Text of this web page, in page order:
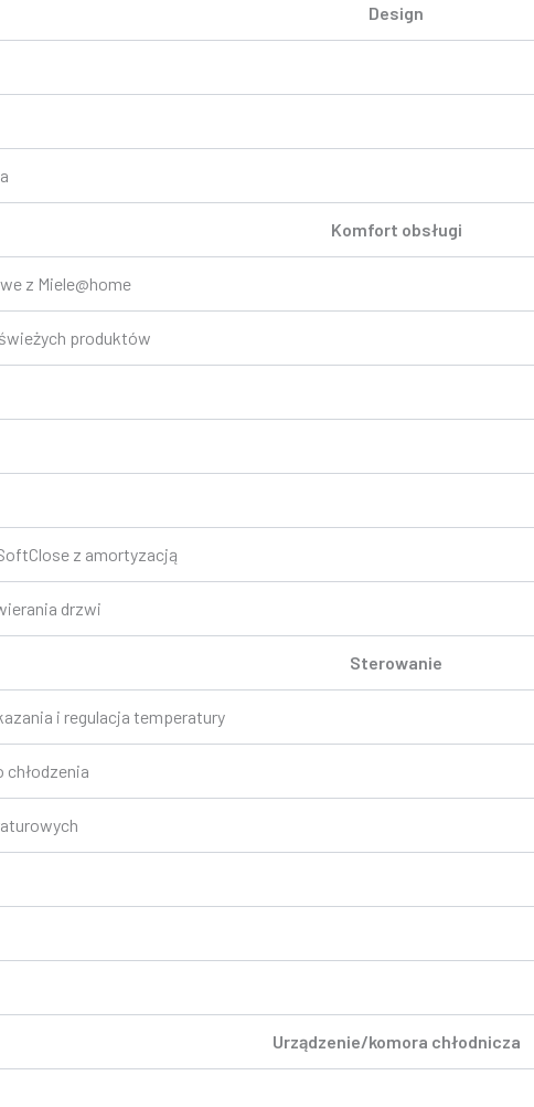
Design
Komfort obsługi
z Miele@home
produktów
z amortyzacją
drzwi
Sterowanie
i regulacja temperatury
chłodzenia
Urządzenie/komora chłodnicza